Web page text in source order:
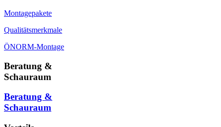
Montagepakete
Qualitätsmerkmale
ÖNORM-Montage
Beratung &
Schauraum
Beratung &
Schauraum